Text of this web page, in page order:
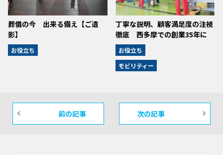
葬儀の今 出来る備え【ご遺
影】
お役立ち
丁寧な説明、顧客満足度の注視
徹底 西多摩での創業35年に
お役立ち
モビリティー
前の記事 次の記事